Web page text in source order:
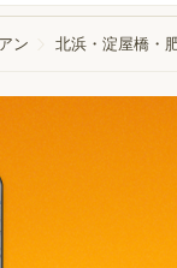
ン 北浜・淀屋橋・